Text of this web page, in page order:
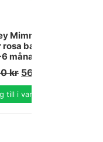
Mimmi Pigg
babysockor
månader
kr 56.00
till i varukorg